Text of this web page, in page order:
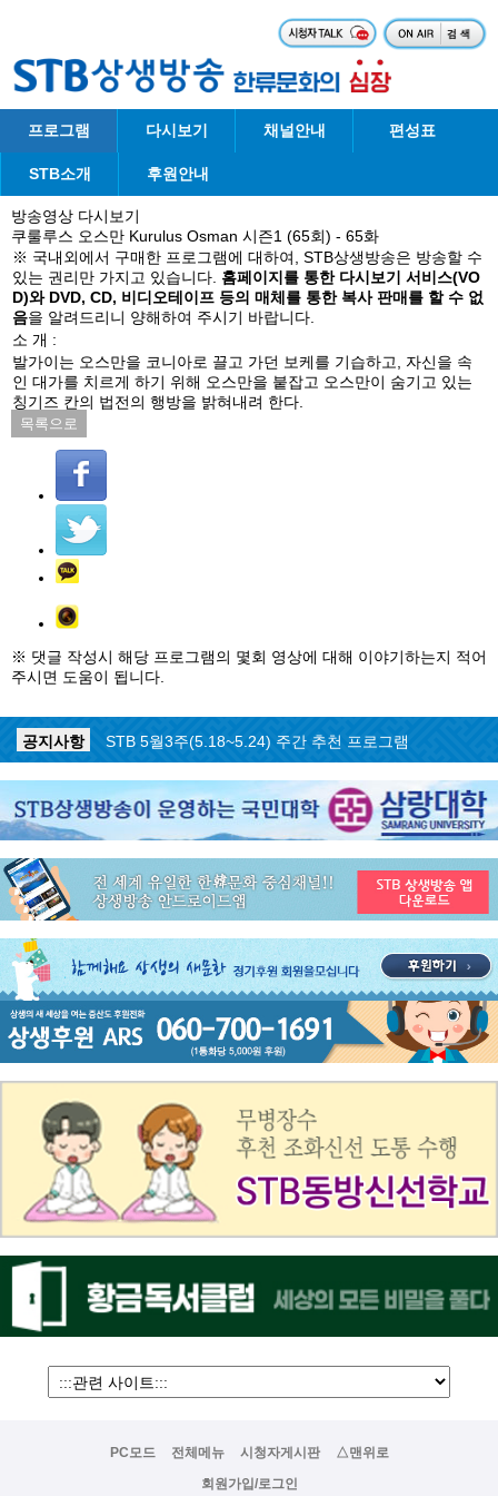
프로그램 다시보기 채널안내 편성표
STB소개 후원안내
방송영상 다시보기
쿠룰루스 오스만 Kurulus Osman 시즌1 (65회) - 65화
※ 국내외에서 구매한 프로그램에 대하여, STB상생방송은 방송할 수
있는 권리만 가지고 있습니다. 홈페이지를 통한 다시보기 서비스(VO
D)와 DVD, CD, 비디오테이프 등의 매체를 통한 복사 판매를 할 수 없
음을 알려드리니 양해하여 주시기 바랍니다.
소 개 :
발가이는 오스만을 코니아로 끌고 가던 보케를 기습하고, 자신을 속
인 대가를 치르게 하기 위해 오스만을 붙잡고 오스만이 숨기고 있는
칭기즈 칸의 법전의 행방을 밝혀내려 한다.
목록으로
※ 댓글 작성시 해당 프로그램의 몇회 영상에 대해 이야기하는지 적어
주시면 도움이 됩니다.
공지사항 ON AIR 서비스 장애 복구 안내
공지사항
STB 5월4주(5.25~5.31) 주간 추천 프로그램
공지사항
STB 5월3주(5.18~5.24) 주간 추천 프로그램
공지사항
STB 4월마지막주(4.27~5.3) 주간 추천 프로그램
STB 4월4주(4.20~4.26) 주간 추천 프로그램
공지사항
STB 4월2주(4.6~4.12) 주간 추천 프로그램
공지사항
STB 4월1주(3.30~4.5) 주간 추천 프로그램
공지사항
STB 3월4주(3.23~3.29) 주간 추천 프로그램
PC모드 전체메뉴 시청자게시판
△맨위로
회원가입/로그인